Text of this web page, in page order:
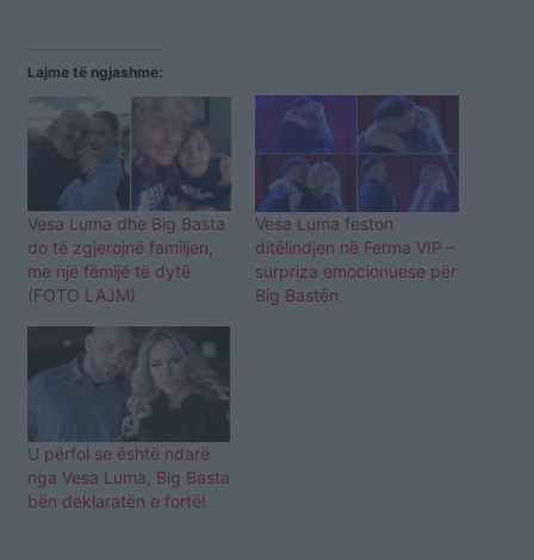
Lajme të ngjashme:
Vesa Luma dhe Big Basta
do të zgjerojnë familjen,
me një fëmijë të dytë
(FOTO LAJM)
Vesa Luma feston
ditëlindjen në Ferma VIP –
surpriza emocionuese për
Big Bastën
U përfol se është ndarë
nga Vesa Luma, Big Basta
bën deklaratën e fortë!